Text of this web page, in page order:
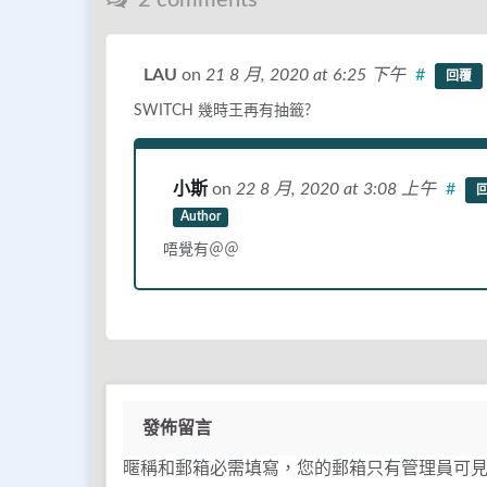
LAU on 21 8 月, 2020 at 6:25 下午 # 回覆
SWITCH 幾時王再有抽籤?
小斯 on 22 8 月, 2020 at 3:08 上午
Author
#
唔覺有＠＠
發佈留言
暱稱和郵箱必需填寫，您的郵箱只有管理員可見